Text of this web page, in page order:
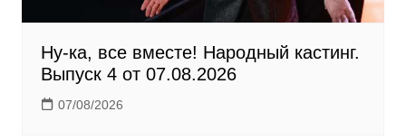
Ну-ка, все вместе! Народный кастинг.
Выпуск 4 от 07.08.2026
07/08/2026